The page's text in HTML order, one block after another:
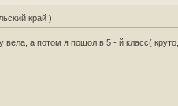
край )
вела, а потом я пошол в 5 - й класс(